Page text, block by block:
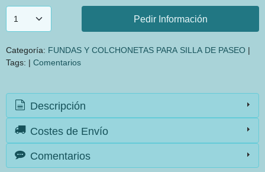
Pedir Información
Categoría: FUNDAS Y COLCHONETAS PARA SILLA DE PASEO |
Tags: | Comentarios
Descripción
Costes de Envío
Comentarios